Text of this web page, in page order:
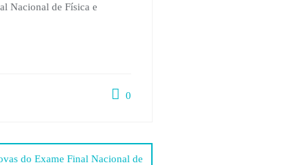
Nacional de Física e
0
do Exame Final Nacional de